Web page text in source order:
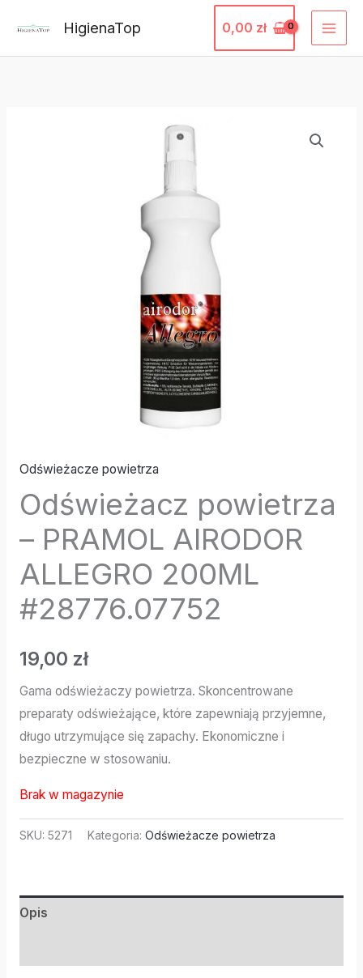
treści
HigienaTop 0,00 zł
Odświeżacze powietrza
Odświeżacz powietrza
– PRAMOL AIRODOR
ALLEGRO 200ML
#28776.07752
19,00 zł
Gama odświeżaczy powietrza. Skoncentrowane
preparaty odświeżające, które zapewniają przyjemne,
długo utrzymujące się zapachy. Ekonomiczne i
bezpieczne w stosowaniu.
Brak w magazynie
SKU: 5271 Kategoria: Odświeżacze powietrza
Opis